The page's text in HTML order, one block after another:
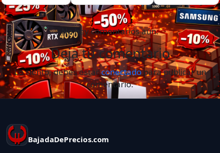
No hay comentarios aún.
Deja tu comentario
Lo siento, debes estarconectadopara publicar un
comentario.
BajadaDePrecios.com